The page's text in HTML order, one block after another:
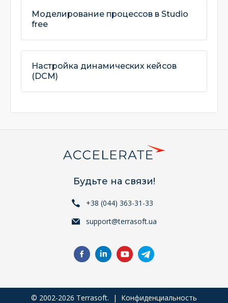
Моделирование процессов в Studio
free
Настройка динамических кейсов
(DCM)
Будьте на связи!
+38 (044) 363-31-33
support@terrasoft.ua
© 2002-2026 Terrasoft. | Конфиденциальность